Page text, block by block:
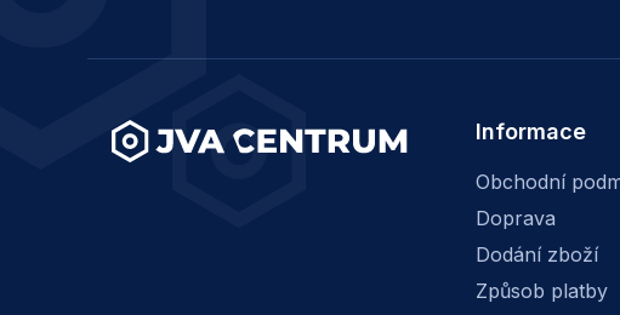
Informace
Obchodní
Doprava
Dodání zboží
Způsob platby